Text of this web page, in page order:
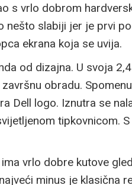
s vrlo dobrom
nešto slabiji jer je prvi
ekrana koja se uvija.
od dizajna. U svoja
obradu.
Dell logo. Iznutra se
tipkovnicom.
vrlo dobre kutove
minus je klasična